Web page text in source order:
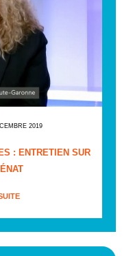
2019
: ENTRETIEN SUR